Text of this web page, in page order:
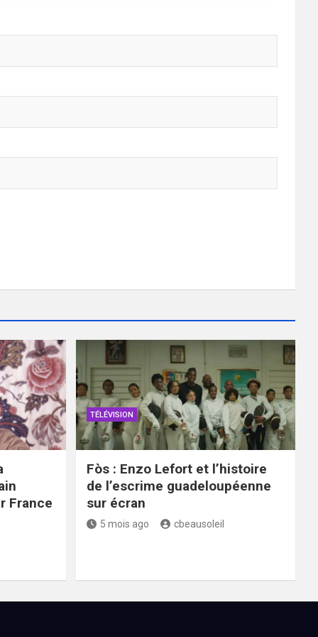
France
TÉLÉVISION
Fòs : Enzo Lefort et l’histoire
de l’escrime guadeloupéenne
sur écran
5 mois ago cbeausoleil